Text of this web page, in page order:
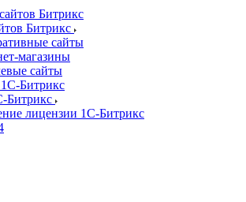
Битрикс
сайты
магазины
сайты
Битрикс
лицензии 1С-Битрикс